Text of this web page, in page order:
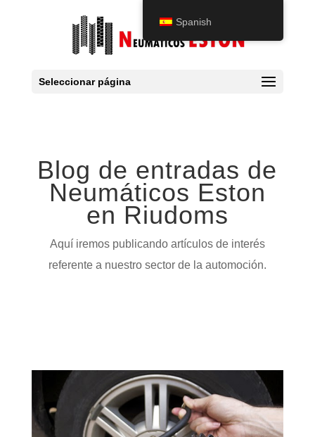
Seleccionar página
Blog de entradas de
Neumáticos Eston
en Riudoms
Aquí iremos publicando artículos de interés
referente a nuestro sector de la automoción.
Spanish